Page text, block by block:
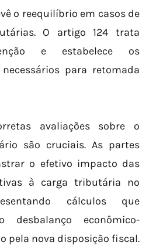
o reequilíbrio em casos de
O artigo 124 trata
e estabelece os
para retomada
avaliações sobre o
são cruciais. As partes
o efetivo impacto das
à carga tributária no
cálculos que
desbalanço econômico-
pela nova disposição fiscal.